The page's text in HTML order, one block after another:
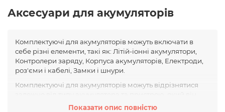
Аксесуари для акумуляторів
Комплектуючі для акумуляторів можуть включати в
себе різні елементи, такі як: Літій-іонні акумулятори,
Контролери заряду, Корпуса акумуляторів, Електроди,
роз'єми і кабелі, Замки і шнури.
Комплектуючі для акумуляторів можуть відрізнятися
живить. Вони можуть бути виготовлені з різних
Показати опис повністю